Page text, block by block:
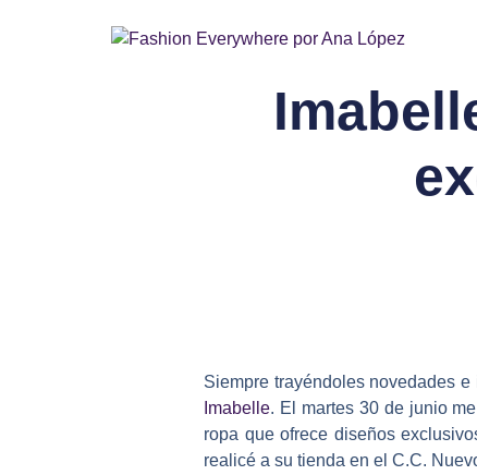
Siempre trayéndoles novedades
Imabelle. El martes 30 de junio
ropa que ofrece diseños
realicé a su tienda en el C.C.